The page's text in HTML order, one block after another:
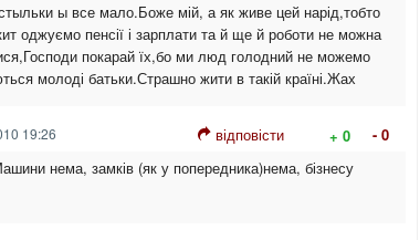
ы все мало.Боже мій, а як живе цей нарід,тобто
оджуємо пенсії і зарплати та й ще й роботи не можна
покарай їх,бо ми люд голодний не можемо
молоді батьки.Страшно жити в такій країні.Жах
19:26 відповісти + 0
- 0
нема, замків (як у попередника)нема, бізнесу